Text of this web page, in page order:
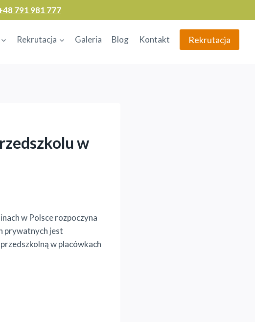
791 981 777
Rekrutacja Galeria Blog Kontakt Rekrutacja
w
w Polsce rozpoczyna
prywatnych jest
w placówkach